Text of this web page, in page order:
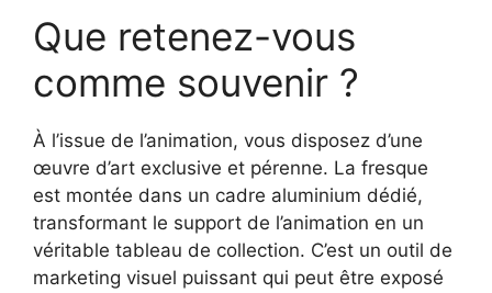
Que retenez-vous
comme souvenir ?
À l’issue de l’animation, vous disposez d’une
œuvre d’art exclusive et pérenne. La fresque
est montée dans un cadre aluminium dédié,
transformant le support de l’animation en un
véritable tableau de collection. C’est un outil de
marketing visuel puissant qui peut être exposé